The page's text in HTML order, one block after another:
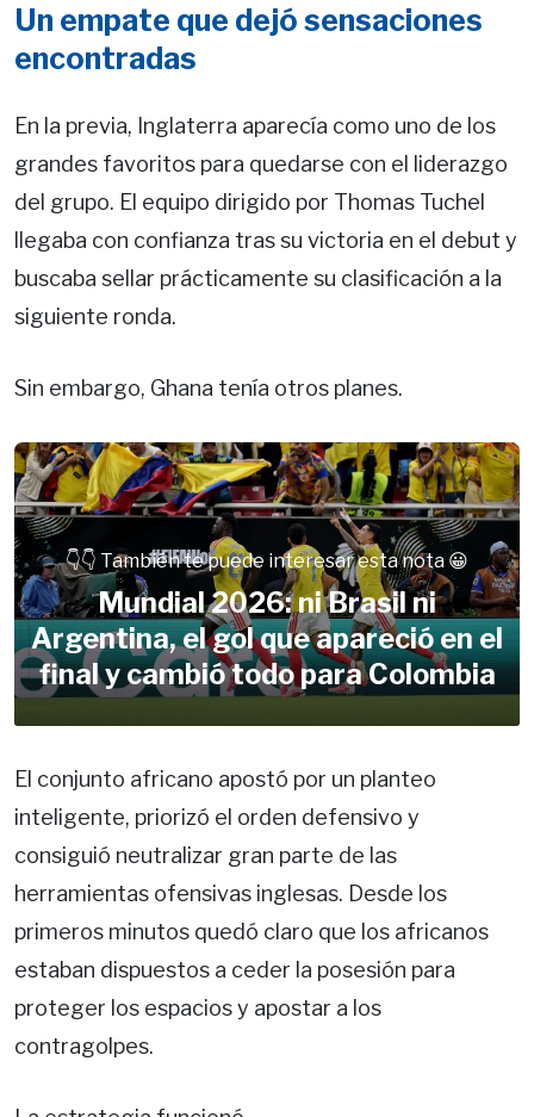
Un empate que dejó sensaciones
encontradas
En la previa, Inglaterra aparecía como uno de los
grandes favoritos para quedarse con el liderazgo
del grupo. El equipo dirigido por Thomas Tuchel
llegaba con confianza tras su victoria en el debut y
buscaba sellar prácticamente su clasificación a la
siguiente ronda.
Sin embargo, Ghana tenía otros planes.
👇👇 También te puede interesar esta nota 😀
Mundial 2026: ni Brasil ni
Argentina, el gol que apareció en el
final y cambió todo para Colombia
El conjunto africano apostó por un planteo
inteligente, priorizó el orden defensivo y
consiguió neutralizar gran parte de las
herramientas ofensivas inglesas. Desde los
primeros minutos quedó claro que los africanos
estaban dispuestos a ceder la posesión para
proteger los espacios y apostar a los
contragolpes.